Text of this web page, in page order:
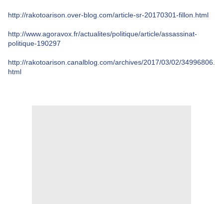
http://rakotoarison.over-blog.com/article-sr-20170301-fillon.html
http://www.agoravox.fr/actualites/politique/article/assassinat-
politique-190297
http://rakotoarison.canalblog.com/archives/2017/03/02/34996806.
html